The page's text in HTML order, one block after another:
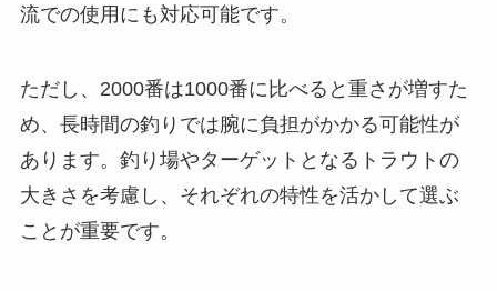
流での使用にも対応可能です。
ただし、2000番は1000番に比べると重さが増すた
め、長時間の釣りでは腕に負担がかかる可能性が
あります。釣り場やターゲットとなるトラウトの
大きさを考慮し、それぞれの特性を活かして選ぶ
ことが重要です。